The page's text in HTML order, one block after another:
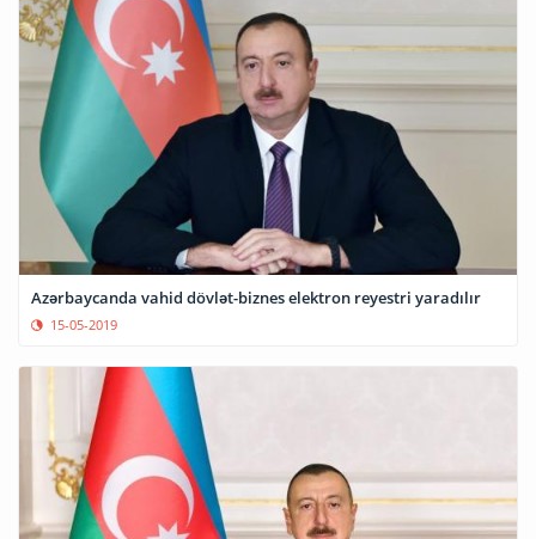
Azərbaycanda vahid dövlət-biznes elektron reyestri yaradılır
15-05-2019